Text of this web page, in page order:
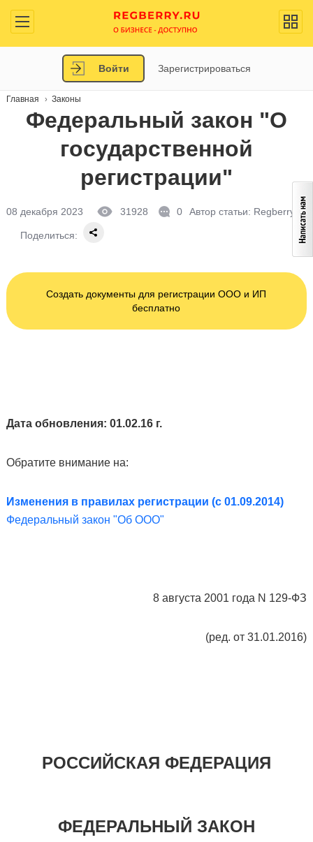
Войти Зарегистрироваться
Главная Законы
Федеральный закон "О
государственной
регистрации"
08 декабря 2023 31928 0 Автор статьи: Regberry.ru
Поделиться:
Создать документы для регистрации ООО и ИП
бесплатно
Дата обновления: 01.02.16 г.
Обратите внимание на:
Изменения в правилах регистрации (с 01.09.2014)
Федеральный закон "Об ООО"
8 августа 2001 года N 129-ФЗ
(ред. от 31.01.2016)
РОССИЙСКАЯ ФЕДЕРАЦИЯ
ФЕДЕРАЛЬНЫЙ ЗАКОН